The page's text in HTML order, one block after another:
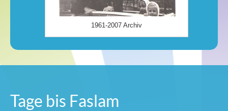
1961-2007 Archiv
Tage bis Faslam